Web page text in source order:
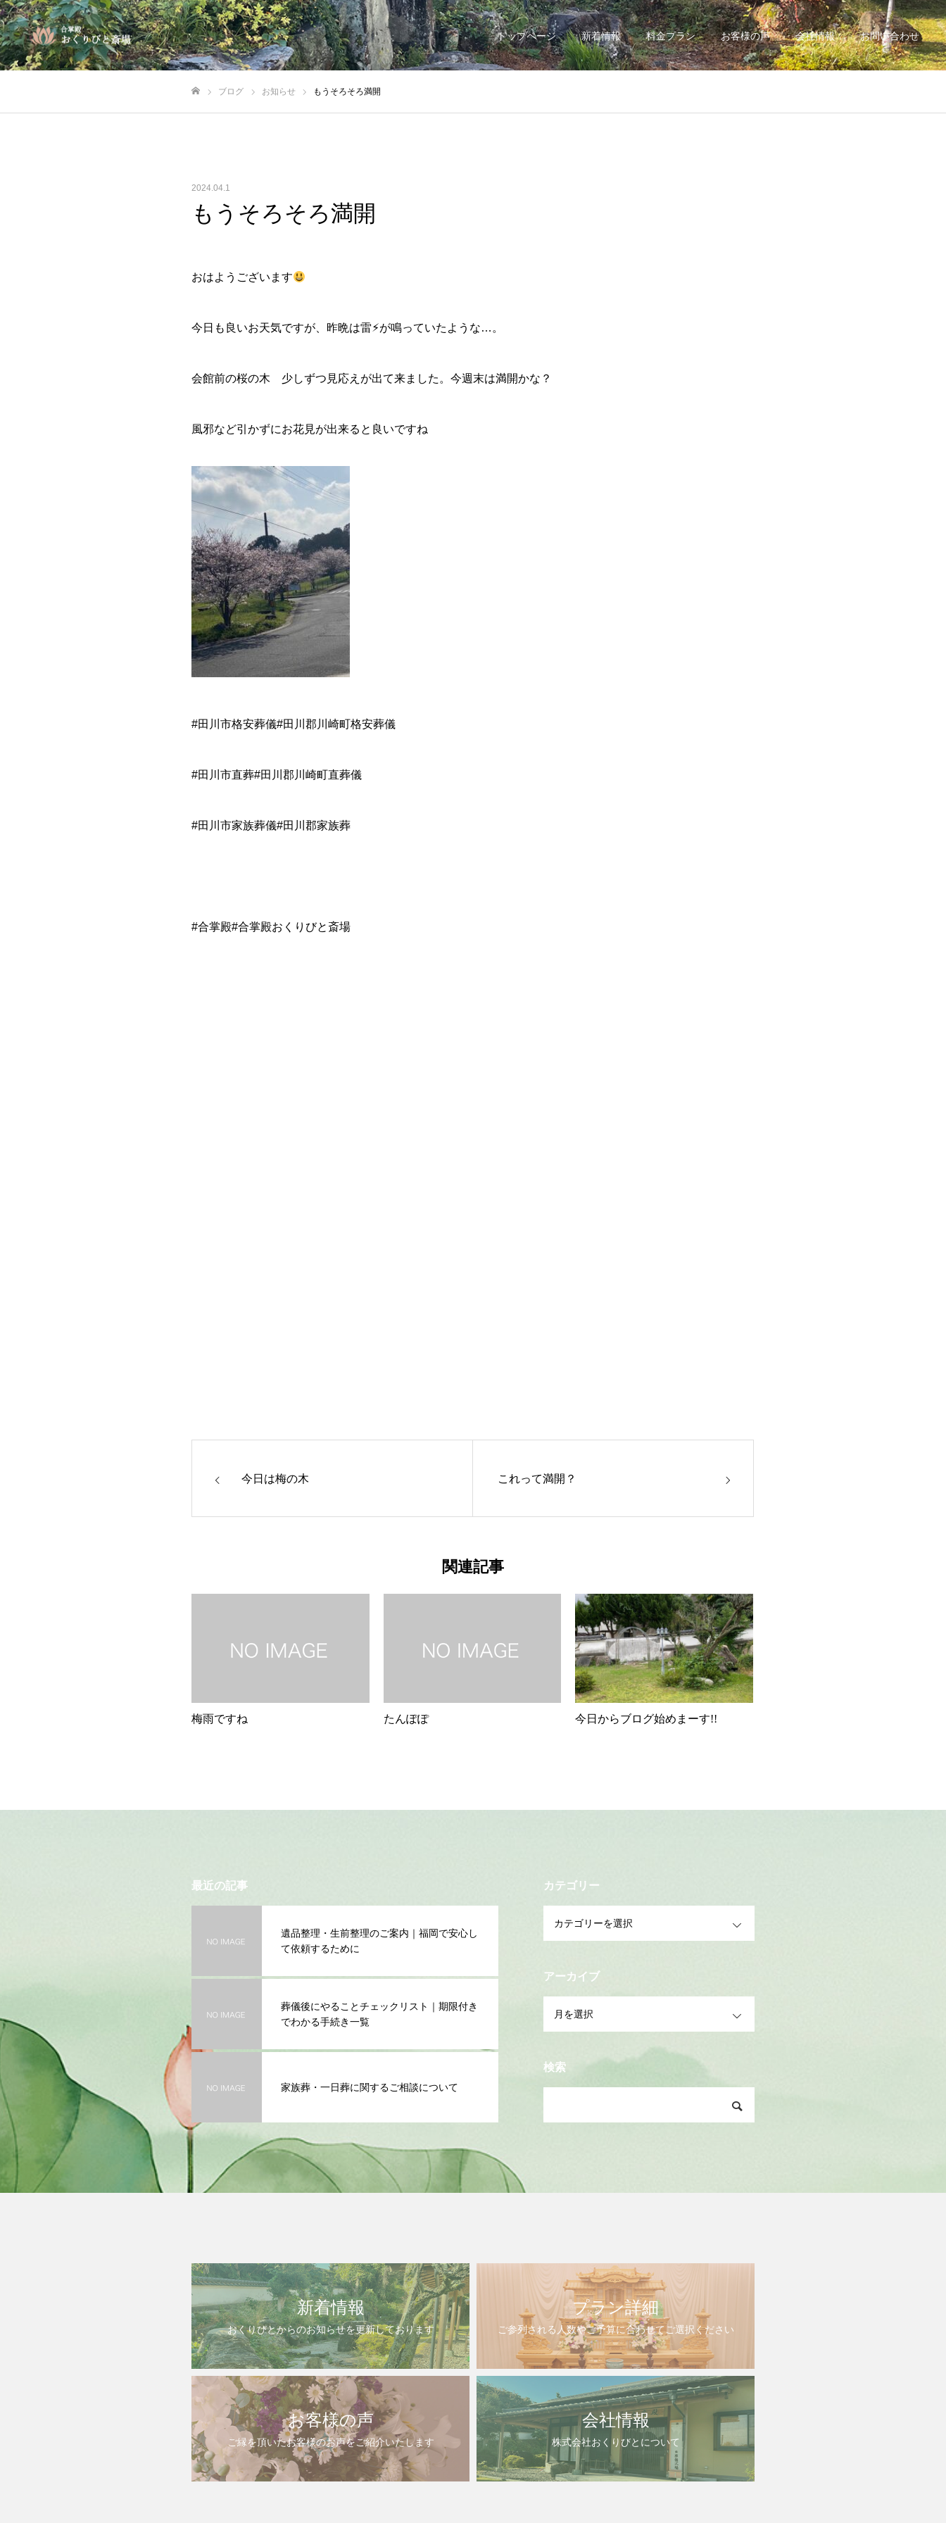
トップページ 新着情報 料金プラン お客様の声 会社情報 お問い合わせ
ブログ お知らせ もうそろそろ満開
2024.04.1
もうそろそろ満開
おはようございます
今日も良いお天気ですが、昨晩は雷⚡︎が鳴っていたような…。
会館前の桜の木 少しずつ見応えが出て来ました。今週末は満開かな？
風邪など引かずにお花見が出来ると良いですね
#田川市格安葬儀#田川郡川崎町格安葬儀
#田川市直葬#田川郡川崎町直葬儀
#田川市家族葬儀#田川郡家族葬
#合掌殿#合掌殿おくりびと斎場
今日は梅の木 これって満開？
関連記事
梅雨ですね たんぽぽ 今日からブログ始めまーす!!
最近の記事
遺品整理・生前整理のご案内｜福岡で安心し
て依頼するために
葬儀後にやることチェックリスト｜期限付き
でわかる手続き一覧
家族葬・一日葬に関するご相談について
カテゴリー
アーカイブ
検索
新着情報
おくりびとからのお知らせを更新しております
プラン詳細
ご参列される人数やご予算に合わせてご選択ください
お客様の声
ご縁を頂いたお客様のお声をご紹介いたします
会社情報
株式会社おくりびとについて